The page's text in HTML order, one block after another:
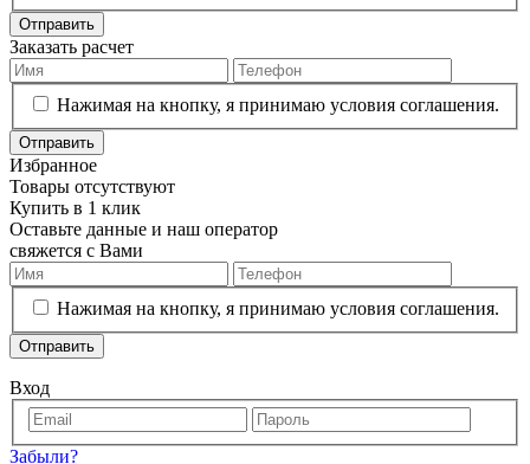
Отправить
Заказать расчет
Нажимая на кнопку, я принимаю условия соглашения.
Отправить
Избранное
Товары отсутствуют
Купить в 1 клик
Оставьте данные и наш оператор
свяжется с Вами
Нажимая на кнопку, я принимаю условия соглашения.
Отправить
Вход
Забыли?